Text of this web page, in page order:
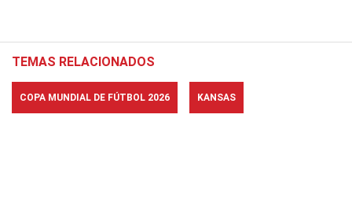
TEMAS RELACIONADOS
COPA MUNDIAL DE FÚTBOL 2026 KANSAS